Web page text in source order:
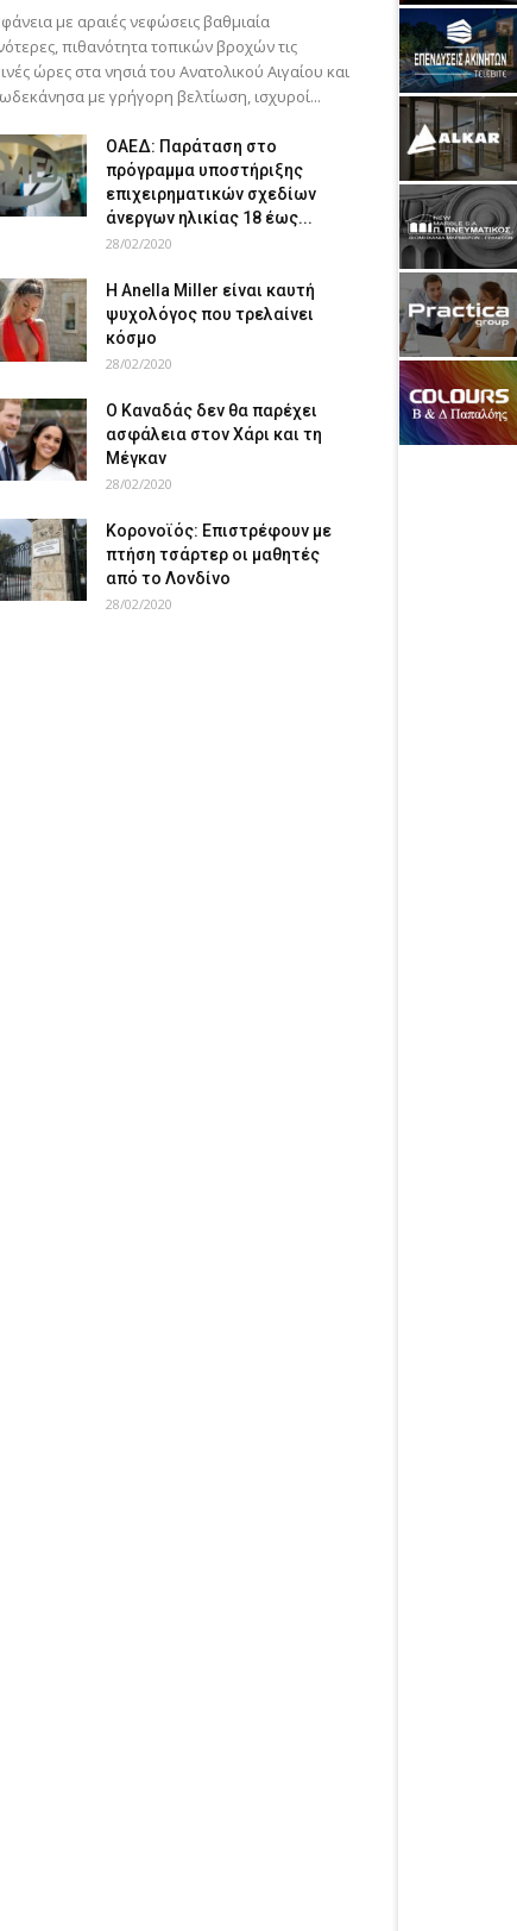
με αραιές νεφώσεις βαθμιαία
πιθανότητα τοπικών βροχών τις
ώρες στα νησιά του Ανατολικού Αιγαίου και
με γρήγορη βελτίωση, ισχυροί...
ΟΑΕΔ: Παράταση στο
πρόγραμμα υποστήριξης
επιχειρηματικών σχεδίων
άνεργων ηλικίας 18 έως...
28/02/2020
Η Anella Miller είναι καυτή
ψυχολόγος που τρελαίνει
κόσμο
28/02/2020
Ο Καναδάς δεν θα παρέχει
ασφάλεια στον Χάρι και τη
Μέγκαν
28/02/2020
Κορονοϊός: Επιστρέφουν με
πτήση τσάρτερ οι μαθητές
από το Λονδίνο
28/02/2020